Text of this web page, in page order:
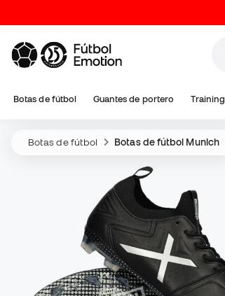
Botas de fútbol Guantes de portero Training
Botas de fútbol Botas de fútbol Munich